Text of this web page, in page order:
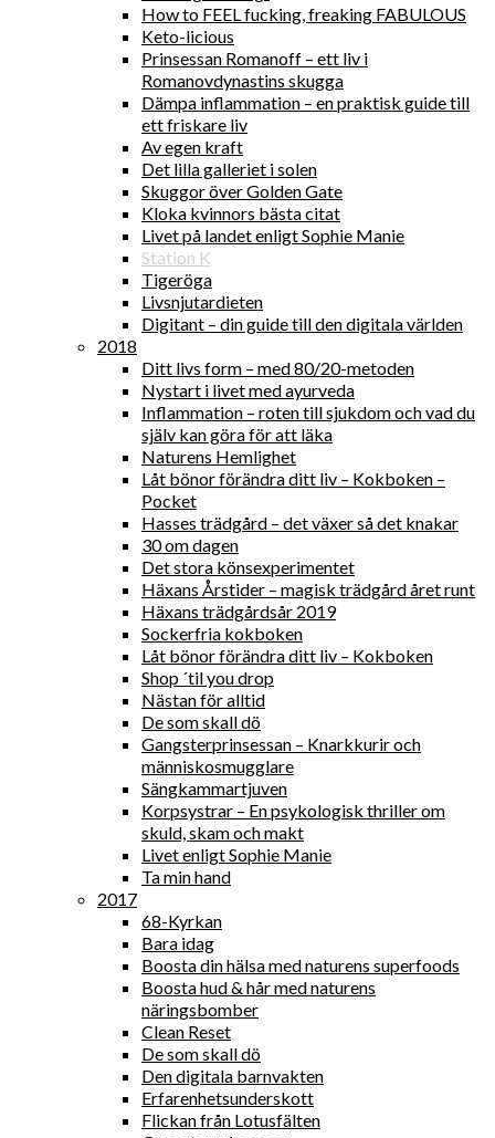
How to FEEL fucking, freaking FABULOUS
Keto-licious
Prinsessan Romanoff – ett liv i
Romanovdynastins skugga
Dämpa inflammation – en praktisk guide till
ett friskare liv
Av egen kraft
Det lilla galleriet i solen
Skuggor över Golden Gate
Kloka kvinnors bästa citat
Livet på landet enligt Sophie Manie
Station K
Tigeröga
Livsnjutardieten
Digitant – din guide till den digitala världen
2018
Ditt livs form – med 80/20-metoden
Nystart i livet med ayurveda
Inflammation – roten till sjukdom och vad du
själv kan göra för att läka
Naturens Hemlighet
Låt bönor förändra ditt liv – Kokboken –
Pocket
Hasses trädgård – det växer så det knakar
30 om dagen
Det stora könsexperimentet
Häxans Årstider – magisk trädgård året runt
Häxans trädgårdsår 2019
Sockerfria kokboken
Låt bönor förändra ditt liv – Kokboken
Shop ´til you drop
Nästan för alltid
De som skall dö
Gangsterprinsessan – Knarkkurir och
människosmugglare
Sängkammartjuven
Korpsystrar – En psykologisk thriller om
skuld, skam och makt
Livet enligt Sophie Manie
Ta min hand
2017
68-Kyrkan
Bara idag
Boosta din hälsa med naturens superfoods
Boosta hud & hår med naturens
näringsbomber
Clean Reset
De som skall dö
Den digitala barnvakten
Erfarenhetsunderskott
Flickan från Lotusfälten